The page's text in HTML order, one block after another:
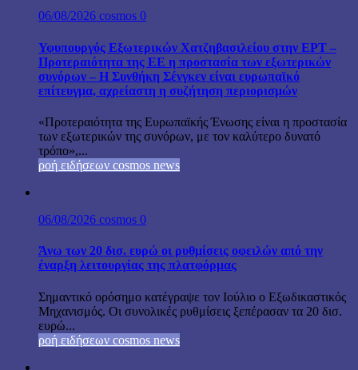
06/08/2026 cosmos 0
Υφυπουργός Εξωτερικών Χατζηβασιλείου στην ΕΡΤ –
Προτεραιότητα της ΕΕ η προστασία των εξωτερικών
συνόρων – Η Συνθήκη Σένγκεν είναι ευρωπαϊκό
επίτευγμα, αχρείαστη η συζήτηση περιορισμών
«Προτεραιότητα της Ευρωπαϊκής Ένωσης είναι η προστασία
των εξωτερικών της συνόρων, με τον καλύτερο δυνατό
τρόπο»,...
ροή ειδήσεων cosmos news
06/08/2026 cosmos 0
Άνω των 20 δισ. ευρώ οι ρυθμίσεις οφειλών από την
έναρξη λειτουργίας της πλατφόρμας
Σημαντικό ορόσημο κατέγραψε τον Ιούλιο ο Εξωδικαστικός
Μηχανισμός. Οι συνολικές ρυθμίσεις ξεπέρασαν τα 20 δισ.
ευρώ...
ροή ειδήσεων cosmos news